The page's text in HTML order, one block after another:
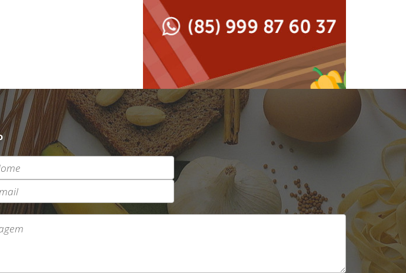
Francesa
Hamburguerias e
Sanduicherias
Internacional
Japonesa e Oriental
Lanchonetes
Massas
Padarias e Confeitarias
Peixes e Frutos do Mar
Pizzarias